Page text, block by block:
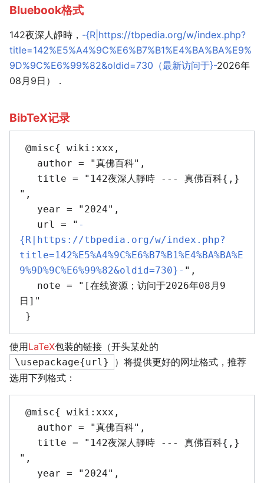
Bluebook格式
142夜深人靜時， -{R|https://tbpedia.org/w/index.php?
title=142%E5%A4%9C%E6%B7%B1%E4%BA%BA%E9%
9D%9C%E6%99%82&oldid=730（最新访问于}-2026年
08月9日）．
BibTeX记录
",
   url = "
-
{R|https://tbpedia.org/w/index.php?
title=142%E5%A4%9C%E6%B7%B1%E4%BA%BA%E
9%9D%9C%E6%99%82&oldid=730}- ",
日]"
使用LaTeX包装的链接（开头某处的
\usepackage{url}
）将提供更好的网址格式，推荐
选用下列格式：
",